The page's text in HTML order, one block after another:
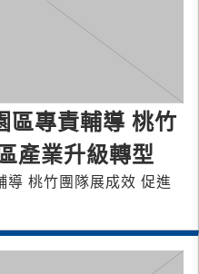
區專責輔導 桃竹
產業升級轉型
導 桃竹團隊展成效 促進